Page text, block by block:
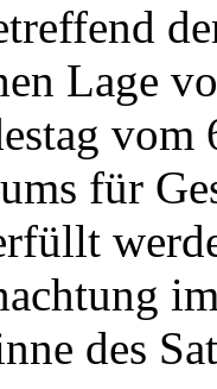
Lage
vom
für
des